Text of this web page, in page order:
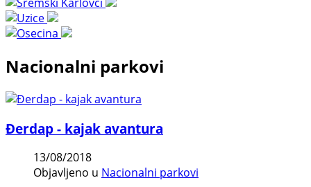
Nacionalni parkovi
Đerdap - kajak avantura
13/08/2018
Objavljeno u Nacionalni parkovi